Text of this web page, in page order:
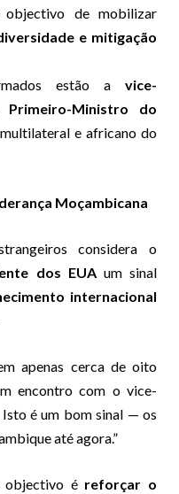
de mobilizar
e mitigação
estão a vice-
Primeiro-Ministro do
e africano do
Moçambicana
considera o
dos EUAum sinal
internacional
apenas cerca de oito
encontro com o vice-
é um bom sinal — os
até agora.”
objectivo é reforçar o